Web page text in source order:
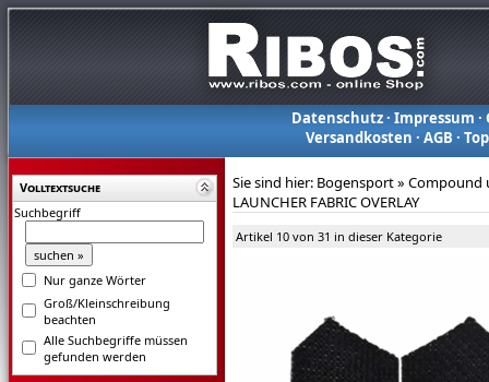
Datenschutz· Impressum ·
Versandkosten ·AGB ·
Volltextsuche
Suchbegriff
Nur ganze Wörter
Groß/Kleinschreibung
beachten
Alle Suchbegriffe müssen
gefunden werden
Sie sind hier: Bogensport» Compound
LAUNCHER FABRIC OVERLAY
Artikel 10 von 31 in dieser Kategorie